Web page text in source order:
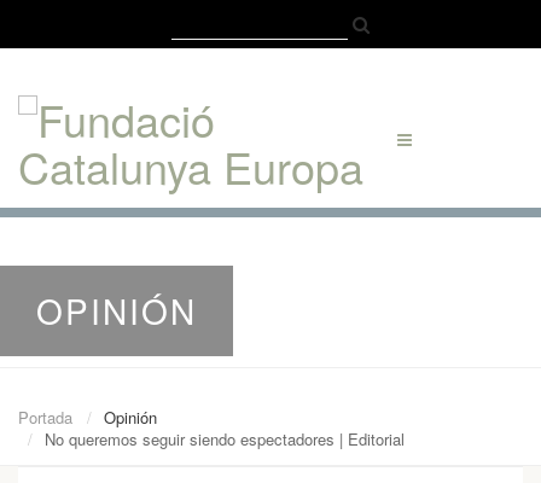
OPINIÓN
Portada
Opinión
No queremos seguir siendo espectadores | Editorial